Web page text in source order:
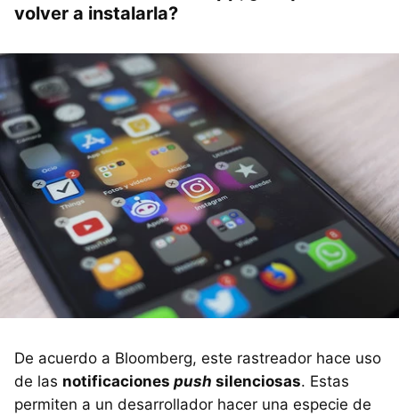
volver a instalarla?
De acuerdo a Bloomberg, este rastreador hace uso
de las notificaciones push silenciosas. Estas
permiten a un desarrollador hacer una especie de